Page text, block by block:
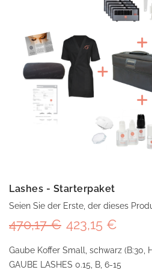
Lashes - Starterpaket
Seien Sie der Erste, der dieses
423,15 €
470,17 €
Gaube Koffer Small, schwarz (B:30,
GAUBE LASHES 0.15, B, 6-15